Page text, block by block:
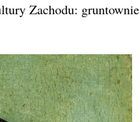
Zachodu: gruntownie